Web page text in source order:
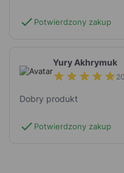
check Potwierdzony zakup
Yury Akhrymuk
Dobry produkt
check Potwierdzony zakup